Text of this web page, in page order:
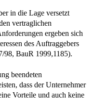
in die Lage versetzt
vertraglichen
ergeben sich
des Auftraggebers
BauR 1999,1185).
beendeten
dass der Unternehmer
Vorteile und auch keine